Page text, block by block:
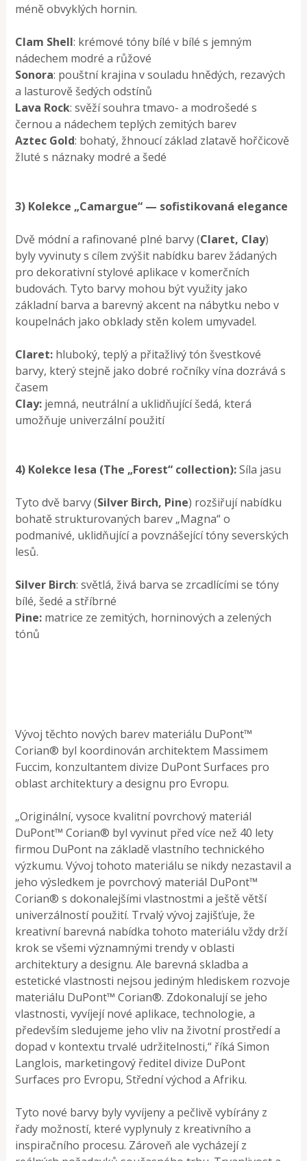
méně obvyklých hornin.
Clam Shell: krémové tóny bílé v bílé s jemným
nádechem modré a růžové
Sonora: pouštní krajina v souladu hnědých, rezavých
a lasturově šedých odstínů
Lava Rock: svěží souhra tmavo- a modrošedé s
černou a nádechem teplých zemitých barev
Aztec Gold: bohatý, žhnoucí základ zlatavě hořčicově
žluté s náznaky modré a šedé
3) Kolekce „Camargue“ — sofistikovaná elegance
Dvě módní a rafinované plné barvy (Claret, Clay)
byly vyvinuty s cílem zvýšit nabídku barev žádaných
pro dekorativní stylové aplikace v komerčních
budovách. Tyto barvy mohou být využity jako
základní barva a barevný akcent na nábytku nebo v
koupelnách jako obklady stěn kolem umyvadel.
Claret: hluboký, teplý a přitažlivý tón švestkové
barvy, který stejně jako dobré ročníky vína dozrává s
časem
Clay: jemná, neutrální a uklidňující šedá, která
umožňuje univerzální použití
4) Kolekce lesa (The „Forest“ collection):Síla jasu
Tyto dvě barvy (Silver Birch, Pine) rozšiřují nabídku
bohatě strukturovaných barev „Magna“ o
podmanivé, uklidňující a povznášející tóny severských
lesů.
Silver Birch: světlá, živá barva se zrcadlícími se tóny
bílé, šedé a stříbrné
Pine: matrice ze zemitých, horninových a zelených
tónů
Vývoj těchto nových barev materiálu DuPont™
Corian® byl koordinován architektem Massimem
Fuccim, konzultantem divize DuPont Surfaces pro
oblast architektury a designu pro Evropu.
„Originální, vysoce kvalitní povrchový materiál
DuPont™ Corian® byl vyvinut před více než 40 lety
firmou DuPont na základě vlastního technického
výzkumu. Vývoj tohoto materiálu se nikdy nezastavil a
jeho výsledkem je povrchový materiál DuPont™
Corian® s dokonalejšími vlastnostmi a ještě větší
univerzálností použití. Trvalý vývoj zajišťuje, že
kreativní barevná nabídka tohoto materiálu vždy drží
krok se všemi významnými trendy v oblasti
architektury a designu. Ale barevná skladba a
estetické vlastnosti nejsou jediným hlediskem rozvoje
materiálu DuPont™ Corian®. Zdokonalují se jeho
vlastnosti, vyvíjejí nové aplikace, technologie, a
především sledujeme jeho vliv na životní prostředí a
dopad v kontextu trvalé udržitelnosti,“ říká Simon
Langlois, marketingový ředitel divize DuPont
Surfaces pro Evropu, Střední východ a Afriku.
Tyto nové barvy byly vyvíjeny a pečlivě vybírány z
řady možností, které vyplynuly z kreativního a
inspiračního procesu. Zároveň ale vycházejí z